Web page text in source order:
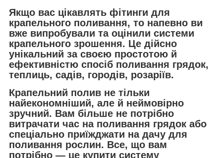
Якщо вас цікавлять фітинги для
крапельного поливання, то напевно ви
вже випробували та оцінили системи
крапельного зрошення. Це дійсно
унікальний за своєю простотою й
ефективністю спосіб поливання грядок,
теплиць, садів, городів, розаріїв.
Крапельний полив не тільки
найекономніший, але й неймовірно
зручний. Вам більше не потрібно
витрачати час на поливання грядок або
спеціально приїжджати на дачу для
поливання рослин. Все, що вам
потрібно — це купити систему